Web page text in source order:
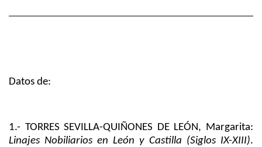
Datos de:
1.- TORRES SEVILLA-QUIÑONES DE LEÓN, Margarita:
Linajes Nobiliarios en León y Castilla (Siglos IX-XIII).